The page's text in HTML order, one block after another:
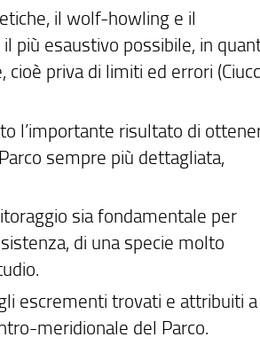
il wolf-howling e il
più esaustivo possibile, in
priva di limiti ed errori
l’importante risultato di
sempre più dettagliata,
sia fondamentale per
di una specie molto
escrementi trovati e attribuiti a
meridionale del Parco.